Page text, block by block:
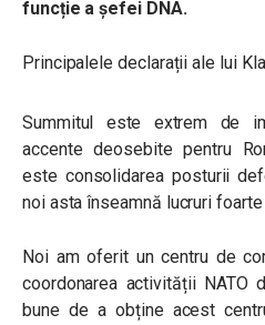
funcție a șefei DNA.
Principalele declarații ale lui
Summitul este extrem de
accente deosebite pentru
este consolidarea posturii
noi asta înseamnă lucruri
Noi am oferit un centru de
coordonarea activității NATO
bune de a obține acest